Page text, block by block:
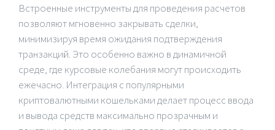
Встроенные инструменты для проведения расчетов
позволяют мгновенно закрывать сделки,
минимизируя время ожидания подтверждения
транзакций. Это особенно важно в динамичной
среде, где курсовые колебания могут происходить
ежечасно. Интеграция с популярными
криптовалютными кошельками делает процесс ввода
и вывода средств максимально прозрачным и